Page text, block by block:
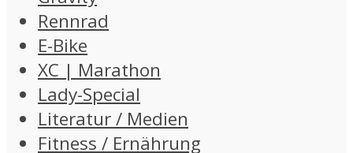
Rennrad
E-Bike
XC | Marathon
Lady-Special
Literatur / Medien
Fitness / Ernährung